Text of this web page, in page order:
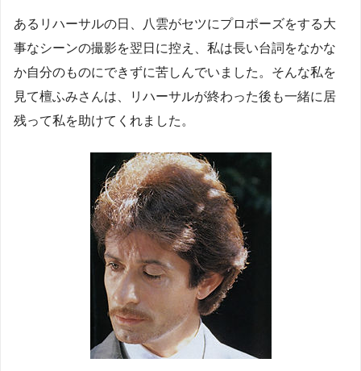
あるリハーサルの日、八雲がセツにプロポーズをする大
事なシーンの撮影を翌日に控え、私は長い台詞をなかな
か自分のものにできずに苦しんでいました。そんな私を
見て檀ふみさんは、リハーサルが終わった後も一緒に居
残って私を助けてくれました。